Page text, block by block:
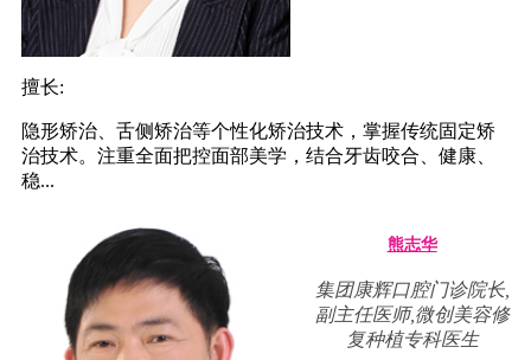
擅长:
隐形矫治、舌侧矫治等个性化矫治技术，掌握传统固定矫
治技术。注重全面把控面部美学，结合牙齿咬合、健康、
稳...
熊志华
集团康辉口腔门诊院长,
副主任医师,微创美容修
复种植专科医生